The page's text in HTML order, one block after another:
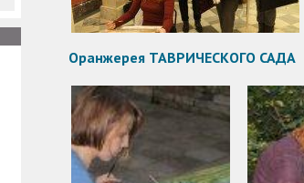
Оранжерея ТАВРИЧЕСКОГО САДА